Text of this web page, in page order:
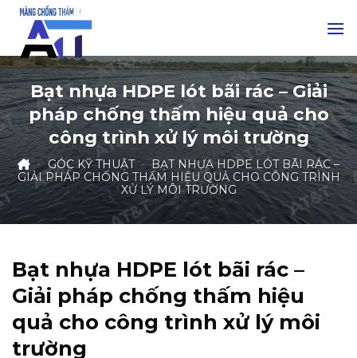
Skip
content
Bạt nhựa HDPE lót bãi rác – Giải
pháp chống thấm hiệu quả cho
công trình xử lý môi trường
- GÓC KỸ THUẬT - BẠT NHỰA HDPE LÓT BÃI RÁC –
GIẢI PHÁP CHỐNG THẤM HIỆU QUẢ CHO CÔNG TRÌNH
XỬ LÝ MÔI TRƯỜNG
Bạt nhựa HDPE lót bãi rác –
Giải pháp chống thấm hiệu
quả cho công trình xử lý môi
trường